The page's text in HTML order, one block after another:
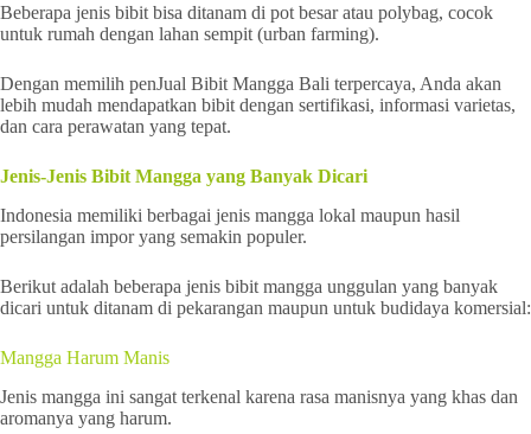
Beberapa jenis bibit bisa ditanam di pot besar atau polybag, cocok
untuk rumah dengan lahan sempit (urban farming).
Dengan memilih penJual Bibit Mangga Bali terpercaya, Anda akan
lebih mudah mendapatkan bibit dengan sertifikasi, informasi varietas,
dan cara perawatan yang tepat.
Jenis-Jenis Bibit Mangga yang Banyak Dicari
Indonesia memiliki berbagai jenis mangga lokal maupun hasil
persilangan impor yang semakin populer.
Berikut adalah beberapa jenis bibit mangga unggulan yang banyak
dicari untuk ditanam di pekarangan maupun untuk budidaya komersial:
Mangga Harum Manis
Jenis mangga ini sangat terkenal karena rasa manisnya yang khas dan
aromanya yang harum.